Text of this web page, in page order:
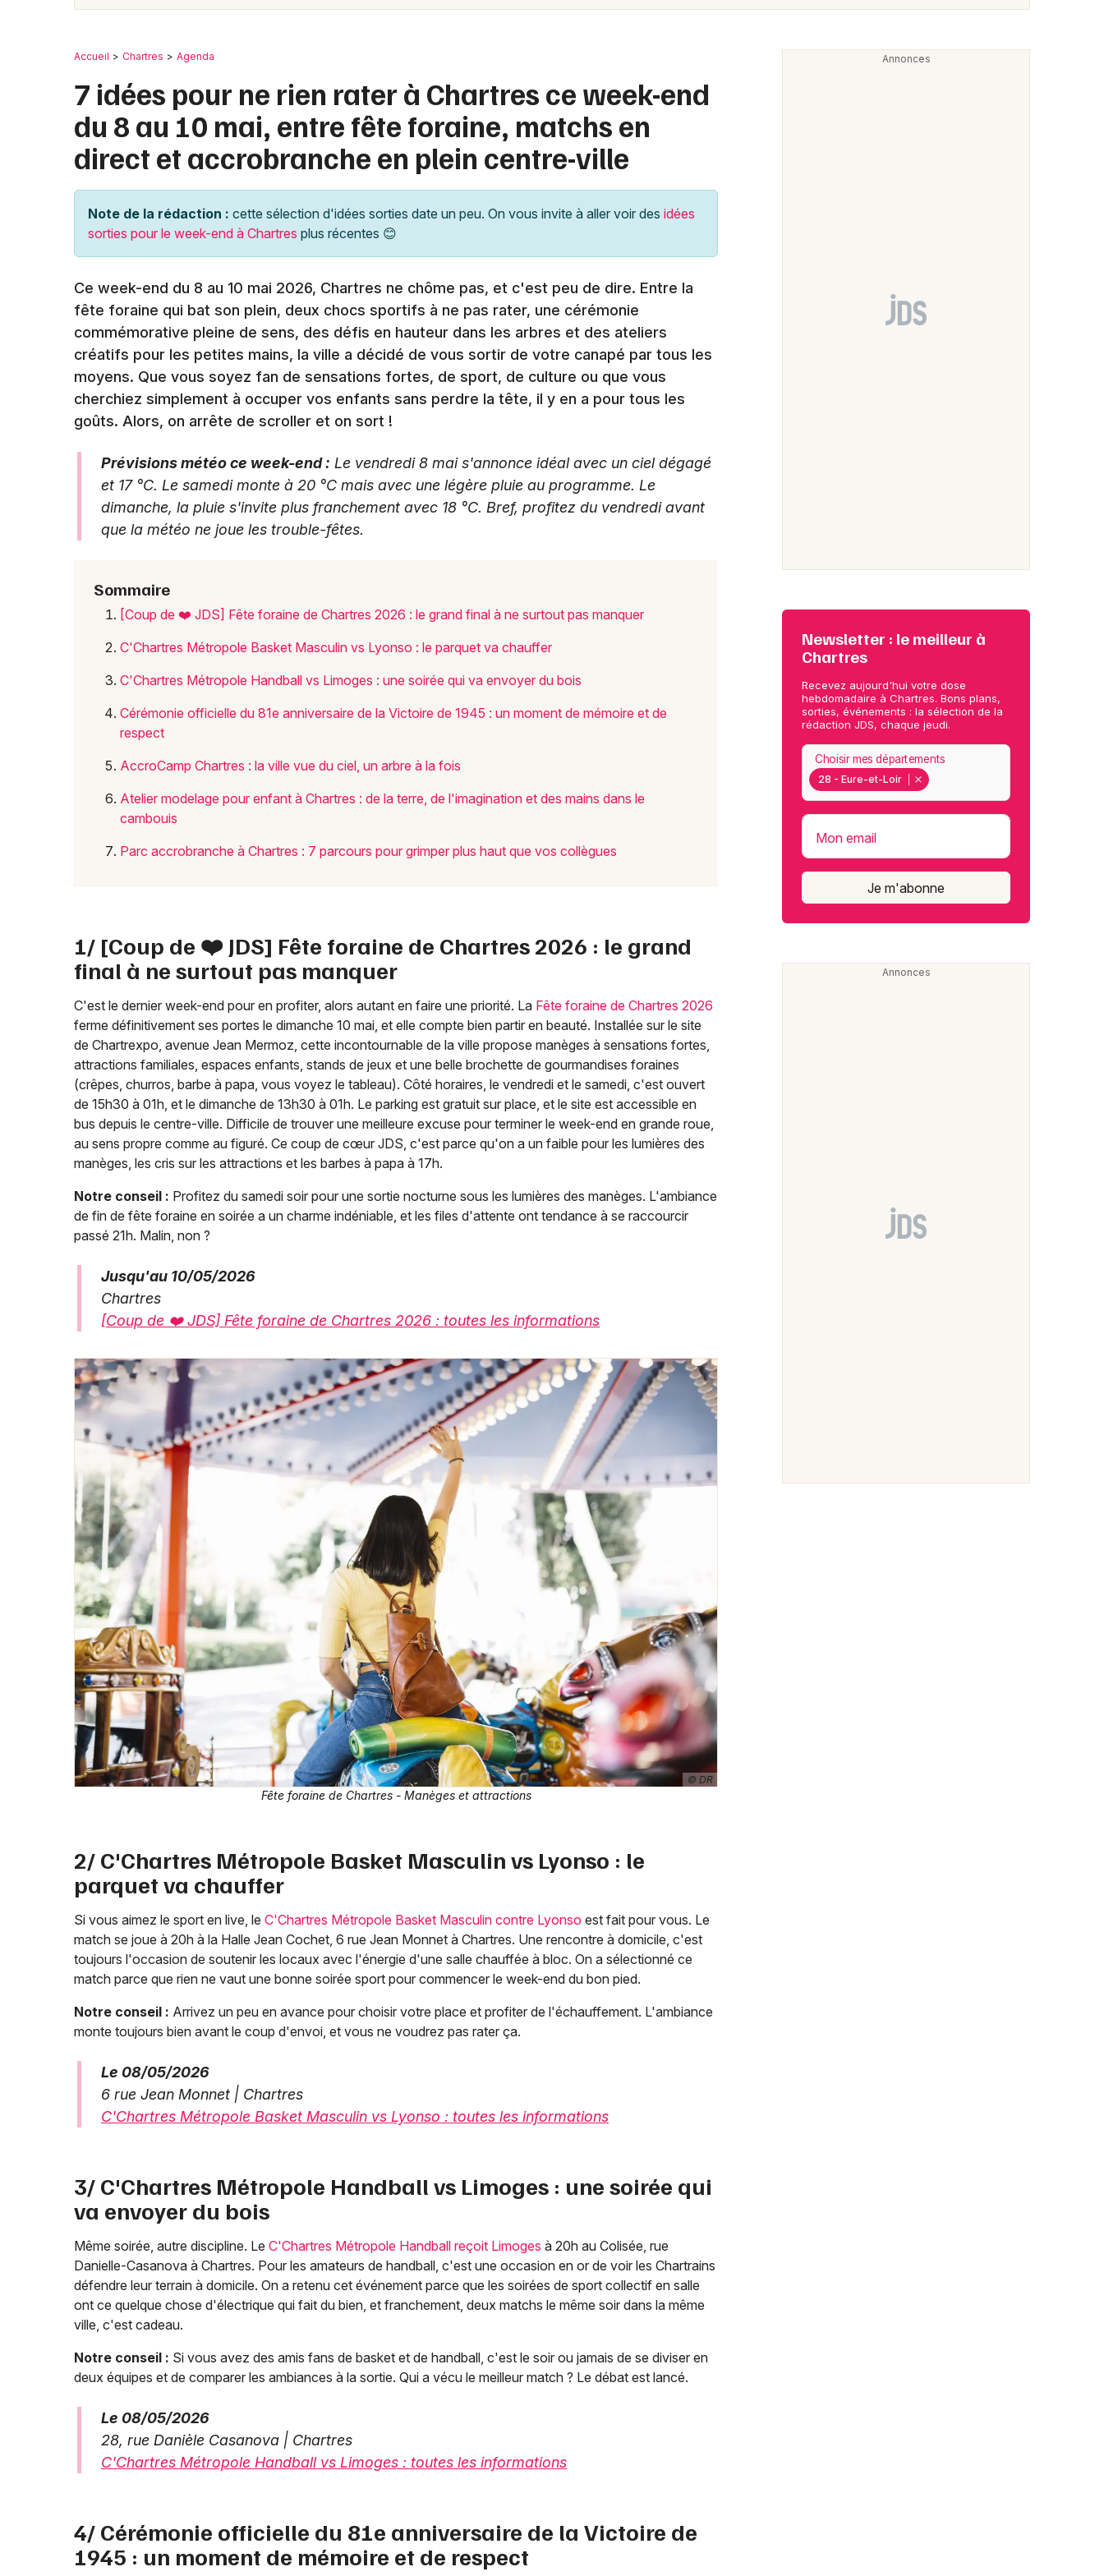
Sports
Soirées
Sorties famille
Agenda en Eure-et-Loir
Agenda dans le Centre
Agenda dans le Centre-Val de Loire
Newsletter des sorties
Artistes en tournée
28 - Eure-et-Loir
Mon email
Mulhouse
Nice
Paris
Toulouse
Accueil Chartres Agenda
7 idées pour ne rien rater à Chartres ce week-end
du 8 au 10 mai, entre fête foraine, matchs en
direct et accrobranche en plein centre-ville
Note de la rédaction : cette sélection d'idées sorties date un peu. On vous invite à aller voir des idées
sorties pour le week-end à Chartres plus récentes 😊
Ce week-end du 8 au 10 mai 2026, Chartres ne chôme pas, et c'est peu de dire. Entre la
fête foraine qui bat son plein, deux chocs sportifs à ne pas rater, une cérémonie
commémorative pleine de sens, des défis en hauteur dans les arbres et des ateliers
créatifs pour les petites mains, la ville a décidé de vous sortir de votre canapé par tous les
moyens. Que vous soyez fan de sensations fortes, de sport, de culture ou que vous
cherchiez simplement à occuper vos enfants sans perdre la tête, il y en a pour tous les
goûts. Alors, on arrête de scroller et on sort !
Prévisions météo ce week-end : Le vendredi 8 mai s'annonce idéal avec un ciel dégagé
et 17 °C. Le samedi monte à 20 °C mais avec une légère pluie au programme. Le
dimanche, la pluie s'invite plus franchement avec 18 °C. Bref, profitez du vendredi avant
que la météo ne joue les trouble-fêtes.
Sommaire
[Coup de ❤️ JDS] Fête foraine de Chartres 2026 : le grand final à ne surtout pas manquer
C'Chartres Métropole Basket Masculin vs Lyonso : le parquet va chauffer
C'Chartres Métropole Handball vs Limoges : une soirée qui va envoyer du bois
Cérémonie officielle du 81e anniversaire de la Victoire de 1945 : un moment de mémoire et de
respect
AccroCamp Chartres : la ville vue du ciel, un arbre à la fois
Atelier modelage pour enfant à Chartres : de la terre, de l'imagination et des mains dans le
cambouis
Parc accrobranche à Chartres : 7 parcours pour grimper plus haut que vos collègues
1/ [Coup de ❤️ JDS] Fête foraine de Chartres 2026 : le grand
final à ne surtout pas manquer
C'est le dernier week-end pour en profiter, alors autant en faire une priorité. La Fête foraine de Chartres 2026
ferme définitivement ses portes le dimanche 10 mai, et elle compte bien partir en beauté. Installée sur le site
de Chartrexpo, avenue Jean Mermoz, cette incontournable de la ville propose manèges à sensations fortes,
attractions familiales, espaces enfants, stands de jeux et une belle brochette de gourmandises foraines
(crêpes, churros, barbe à papa, vous voyez le tableau). Côté horaires, le vendredi et le samedi, c'est ouvert
de 15h30 à 01h, et le dimanche de 13h30 à 01h. Le parking est gratuit sur place, et le site est accessible en
bus depuis le centre-ville. Difficile de trouver une meilleure excuse pour terminer le week-end en grande roue,
au sens propre comme au figuré. Ce coup de cœur JDS, c'est parce qu'on a un faible pour les lumières des
manèges, les cris sur les attractions et les barbes à papa à 17h.
Notre conseil : Profitez du samedi soir pour une sortie nocturne sous les lumières des manèges. L'ambiance
de fin de fête foraine en soirée a un charme indéniable, et les files d'attente ont tendance à se raccourcir
passé 21h. Malin, non ?
Jusqu'au 10/05/2026
Chartres
[Coup de ❤️ JDS] Fête foraine de Chartres 2026 : toutes les informations
© DR
Fête foraine de Chartres - Manèges et attractions
2/ C'Chartres Métropole Basket Masculin vs Lyonso : le
parquet va chauffer
Si vous aimez le sport en live, le C'Chartres Métropole Basket Masculin contre Lyonso est fait pour vous. Le
match se joue à 20h à la Halle Jean Cochet, 6 rue Jean Monnet à Chartres. Une rencontre à domicile, c'est
toujours l'occasion de soutenir les locaux avec l'énergie d'une salle chauffée à bloc. On a sélectionné ce
match parce que rien ne vaut une bonne soirée sport pour commencer le week-end du bon pied.
Notre conseil : Arrivez un peu en avance pour choisir votre place et profiter de l'échauffement. L'ambiance
monte toujours bien avant le coup d'envoi, et vous ne voudrez pas rater ça.
Le 08/05/2026
6 rue Jean Monnet | Chartres
C'Chartres Métropole Basket Masculin vs Lyonso : toutes les informations
3/ C'Chartres Métropole Handball vs Limoges : une soirée qui
va envoyer du bois
Même soirée, autre discipline. Le C'Chartres Métropole Handball reçoit Limoges à 20h au Colisée, rue
Danielle-Casanova à Chartres. Pour les amateurs de handball, c'est une occasion en or de voir les Chartrains
défendre leur terrain à domicile. On a retenu cet événement parce que les soirées de sport collectif en salle
ont ce quelque chose d'électrique qui fait du bien, et franchement, deux matchs le même soir dans la même
ville, c'est cadeau.
Notre conseil : Si vous avez des amis fans de basket et de handball, c'est le soir ou jamais de se diviser en
deux équipes et de comparer les ambiances à la sortie. Qui a vécu le meilleur match ? Le débat est lancé.
Le 08/05/2026
28, rue Danièle Casanova | Chartres
C'Chartres Métropole Handball vs Limoges : toutes les informations
4/ Cérémonie officielle du 81e anniversaire de la Victoire de
1945 : un moment de mémoire et de respect
Newsletter : le meilleur à
Chartres
Recevez aujourd'hui votre dose
hebdomadaire à Chartres. Bons plans,
sorties, événements : la sélection de la
rédaction JDS, chaque jeudi.
28 - Eure-et-Loir
Choisir mes départements
Mon email
Je m'abonne